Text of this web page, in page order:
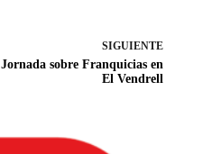
SIGUIENTE
Jornada sobre Franquicias en
El Vendrell